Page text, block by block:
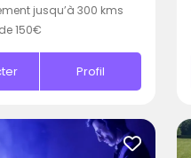
jusqu’à 300 kms
150€
Profil